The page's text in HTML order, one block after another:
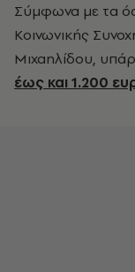
Σύμφωνα με τα
Κοινωνικής
Μιχαηλίδου,
έως και 1.200